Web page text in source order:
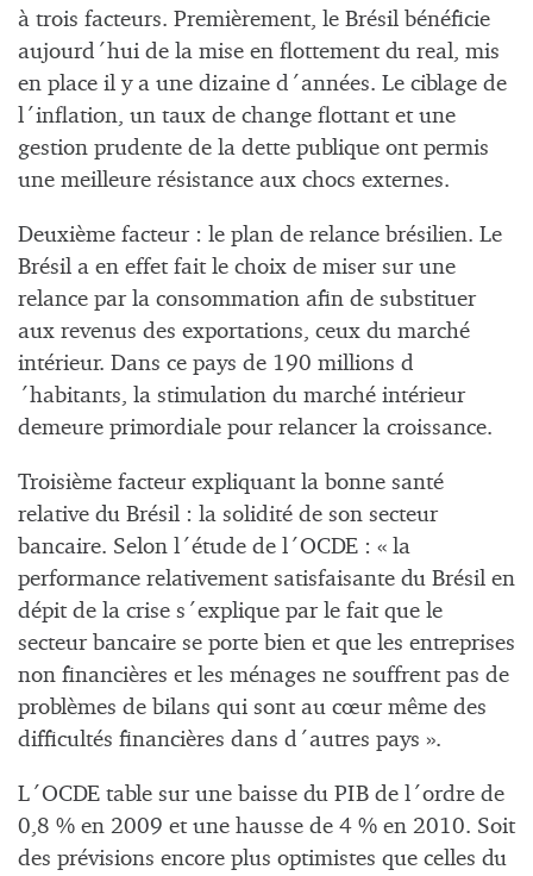
à trois facteurs. Premièrement, le Brésil bénéficie
aujourd´hui de la mise en flottement du real, mis
en place il y a une dizaine d´années. Le ciblage de
l´inflation, un taux de change flottant et une
gestion prudente de la dette publique ont permis
une meilleure résistance aux chocs externes.
Deuxième facteur : le plan de relance brésilien. Le
Brésil a en effet fait le choix de miser sur une
relance par la consommation afin de substituer
aux revenus des exportations, ceux du marché
intérieur. Dans ce pays de 190 millions d
´habitants, la stimulation du marché intérieur
demeure primordiale pour relancer la croissance.
Troisième facteur expliquant la bonne santé
relative du Brésil : la solidité de son secteur
bancaire. Selon l´étude de l´OCDE : « la
performance relativement satisfaisante du Brésil en
dépit de la crise s´explique par le fait que le
secteur bancaire se porte bien et que les entreprises
non financières et les ménages ne souffrent pas de
problèmes de bilans qui sont au cœur même des
difficultés financières dans d´autres pays ».
L´OCDE table sur une baisse du PIB de l´ordre de
0,8 % en 2009 et une hausse de 4 % en 2010. Soit
des prévisions encore plus optimistes que celles du